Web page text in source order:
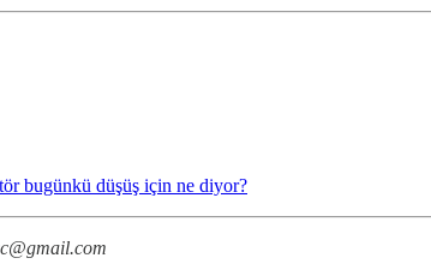
bugünkü düşüş için ne diyor?